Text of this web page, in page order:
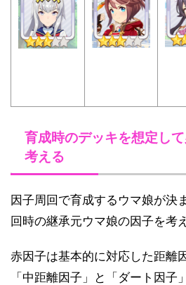
育成時のデッキを想定し
考える
因子周回で育成するウマ娘が決
回時の継承元ウマ娘の因子を考
赤因子は基本的に対応した距離
「中距離因子」と「ダート因子